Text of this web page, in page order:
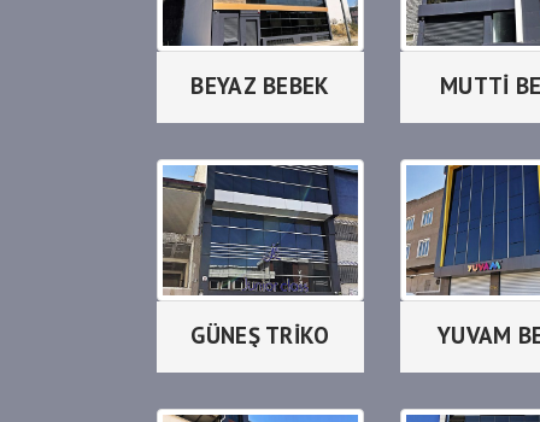
BEYAZ BEBEK MUTTİ
GÜNEŞ TRİKO YUVAM